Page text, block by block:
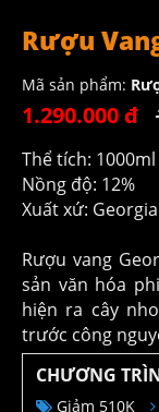
Rượu
Mã sản phẩm:
1.290.000 đ
Thể tích: 1000ml
Nồng độ: 12%
Xuất xứ: Georgia
Rượu vang
sản văn hóa
hiện ra cây
trước công
CHƯƠNG
Giảm 510K